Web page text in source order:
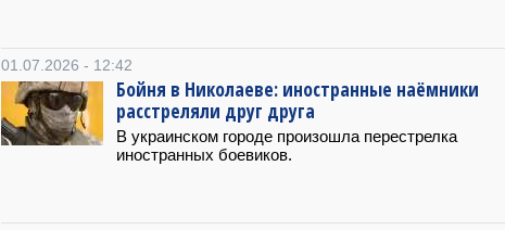
01.07.2026 - 12:42
Бойня в Николаеве: иностранные наёмники
расстреляли друг друга
В украинском городе произошла перестрелка
иностранных боевиков.